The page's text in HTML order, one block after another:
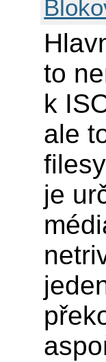
to
k
ale
je